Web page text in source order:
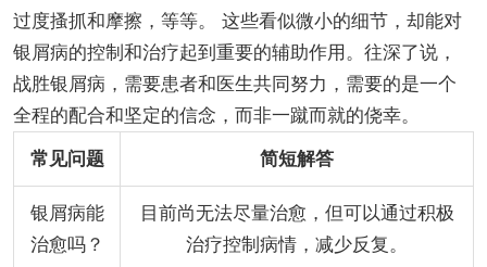
过度搔抓和摩擦，等等。 这些看似微小的细节，却能对
银屑病的控制和治疗起到重要的辅助作用。往深了说，
战胜银屑病，需要患者和医生共同努力，需要的是一个
全程的配合和坚定的信念，而非一蹴而就的侥幸。
常见问题 简短解答
银屑病能
治愈吗？
目前尚无法尽量治愈，但可以通过积极
治疗控制病情，减少反复。